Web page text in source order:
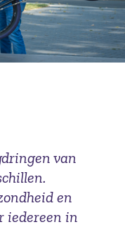
van
en
iedereen in